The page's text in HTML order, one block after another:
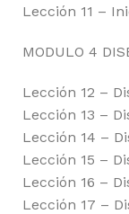
Lección 11 –
MODULO 4
Lección 12 –
Lección 13 –
Lección 14 –
Lección 15 –
Lección 16 –
Lección 17 –